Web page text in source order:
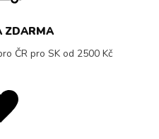
ZDARMA
ČR pro SK od 2500 Kč